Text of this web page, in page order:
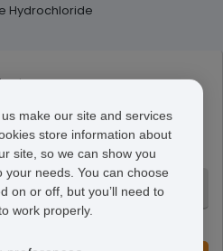
Hydrochloride
Ranitidin. Bei Sodbrennen
am Tag eingenommen.
- 67,95 €
make our site and services
store information about
site, so we can show you
your needs. You can choose
on or off, but you’ll need to
work properly.